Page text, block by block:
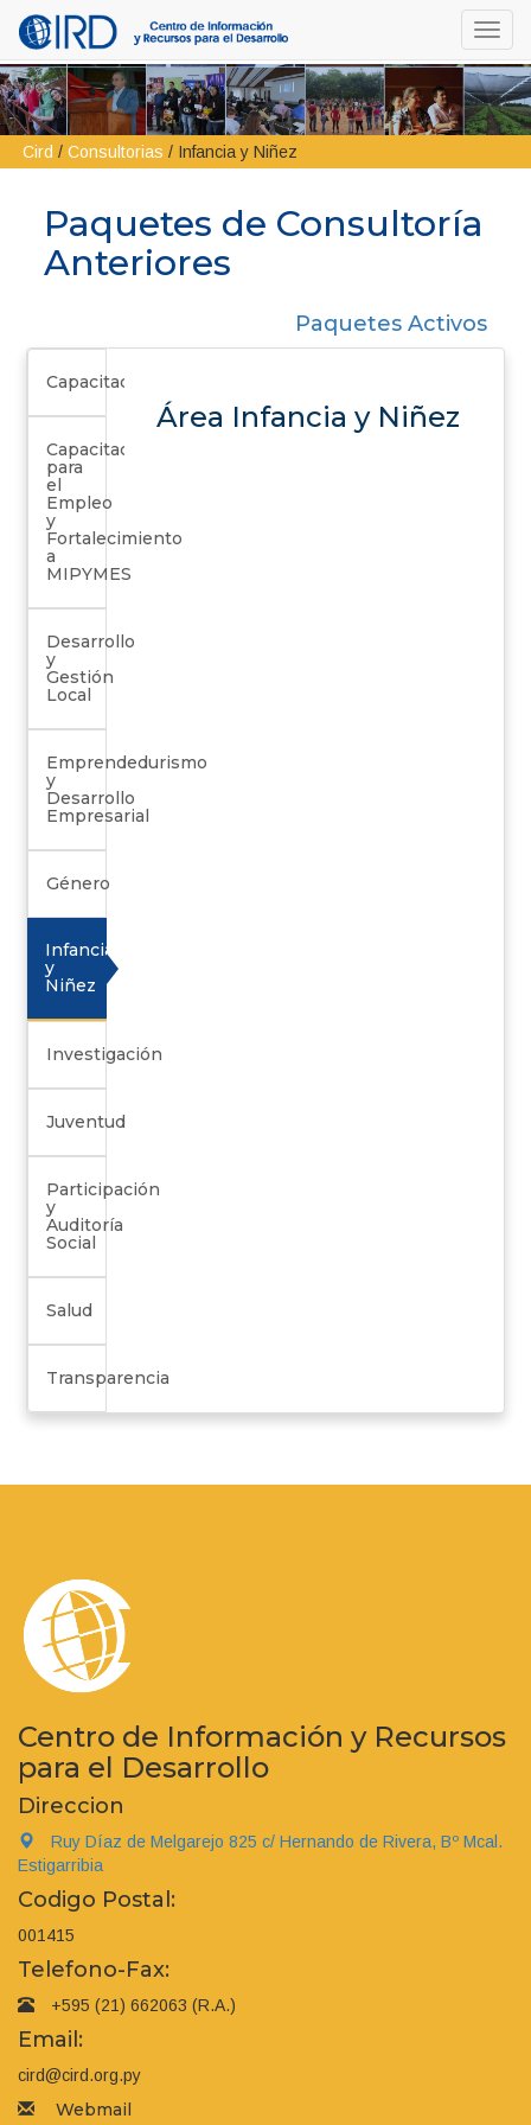
Cird / Consultorias / Infancia y Niñez
Paquetes de Consultoría
Anteriores
Paquetes Activos
Capacitación
Capacitación
para
el
Empleo
y
Fortalecimiento
a
MIPYMES
Desarrollo
y
Gestión
Local
Emprendedurismo
y
Desarrollo
Empresarial
Género
Infancia
y
Niñez
Investigación
Juventud
Participación
y
Auditoría
Social
Salud
Transparencia
Área Infancia y Niñez
Centro de Información y Recursos
para el Desarrollo
Direccion
Ruy Díaz de Melgarejo 825 c/ Hernando de Rivera, Bº Mcal.
Estigarribia
Codigo Postal:
001415
Telefono-Fax:
+595 (21) 662063 (R.A.)
Email:
cird@cird.org.py
Webmail